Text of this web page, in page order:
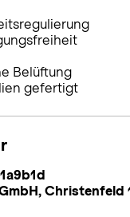
Belüftung
gefertigt
Christenfeld